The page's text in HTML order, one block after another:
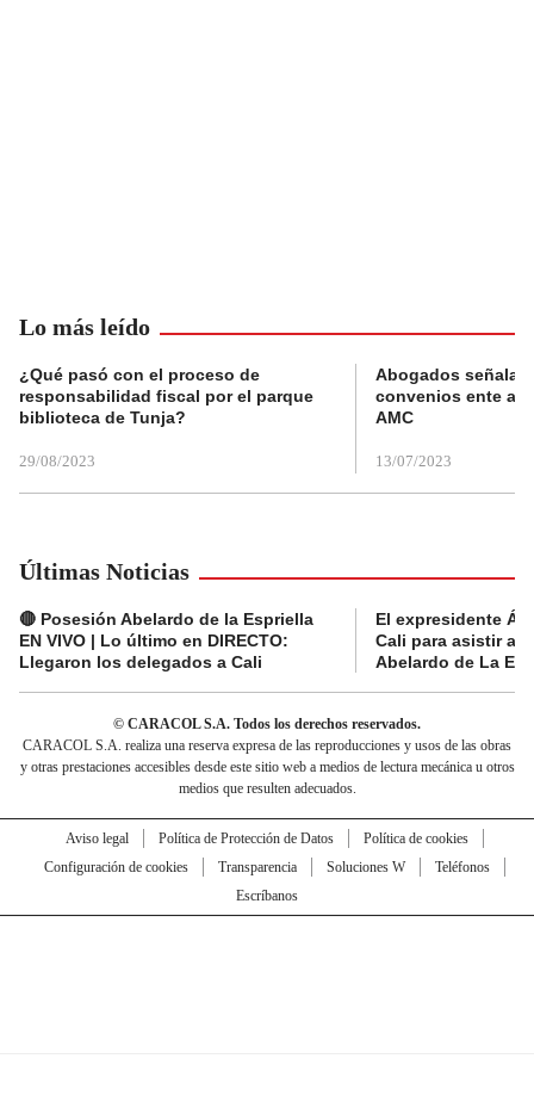
Lo más leído
¿Qué pasó con el proceso de
responsabilidad fiscal por el parque
biblioteca de Tunja?
29/08/2023
Abogados
convenios ente
AMC
13/07/2023
Últimas Noticias
🔴 Posesión Abelardo de la Espriella
EN VIVO | Lo último en DIRECTO:
Llegaron los delegados a Cali
El expresidente
Cali para asistir a
Abelardo de La
© CARACOL S.A. Todos los derechos reservados.
CARACOL S.A. realiza una reserva expresa de las reproducciones y usos de las obras
y otras prestaciones accesibles desde este sitio web a medios de lectura mecánica u otros
medios que resulten adecuados.
Aviso legal Política de Protección de Datos
Política de cookies
Configuración de cookies
Transparencia Soluciones W
Teléfonos
Escríbanos